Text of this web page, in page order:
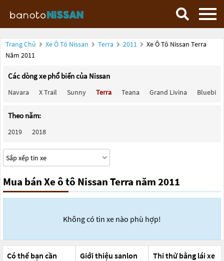
Trang Chủ Xe Ô Tô Nissan Terra 2011
Xe Ô Tô Nissan Terra
Năm 2011
Các dòng xe phổ biến của Nissan
Navara X Trail Sunny Terra Teana Grand Livina Bluebird
Theo năm:
2019 2018
Mua bán Xe ô tô Nissan Terra năm 2011
Không có tin xe nào phù hợp!
Có thể bạn cần
Giới thiệu sanlon
Thi thử bằng lái xe